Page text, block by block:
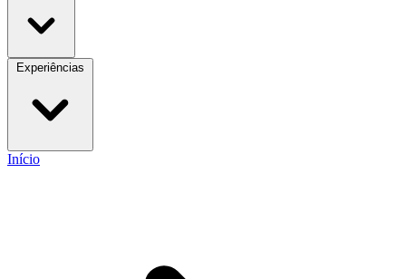
Experiências
Início